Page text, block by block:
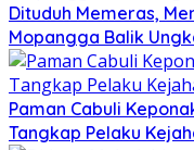
Dituduh Memeras,
Mopangga Balik
Paman Cabuli
Tangkap Pelaku